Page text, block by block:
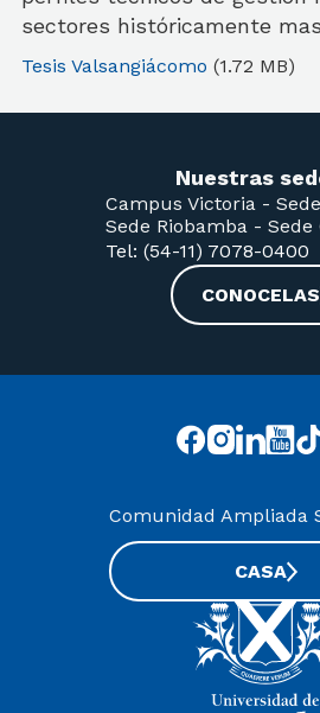
sectores históricamente
Tesis Valsangiácomo (1.72 MB)
Nuestras
Campus Victoria -
Sede Riobamba - Sede
Tel: (54-11) 7078-0400
CONOCELAS
Comunidad Ampliada
CASA